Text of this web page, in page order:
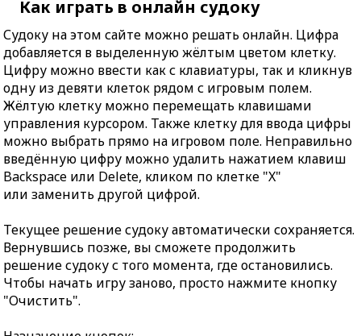
Как играть в онлайн судоку
Судоку на этом сайте можно решать онлайн. Цифра
добавляется в выделенную жёлтым цветом клетку.
Цифру можно ввести как с клавиатуры, так и кликнув
одну из девяти клеток рядом с игровым полем.
Жёлтую клетку можно перемещать клавишами
управления курсором. Также клетку для ввода цифры
можно выбрать прямо на игровом поле. Неправильно
введённую цифру можно удалить нажатием клавиш
Backspace или Delete, кликом по клетке "X"
или заменить другой цифрой.
Текущее решение судоку автоматически сохраняется.
Вернувшись позже, вы сможете продолжить
решение судоку с того момента, где остановились.
Чтобы начать игру заново, просто нажмите кнопку
"Очистить".